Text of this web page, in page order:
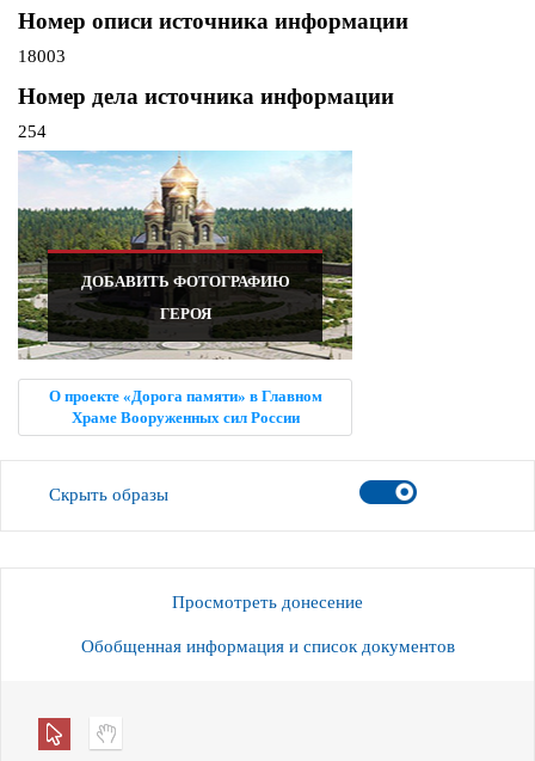
Номер описи источника информации
18003
Номер дела источника информации
254
ДОБАВИТЬ ФОТОГРАФИЮ
ГЕРОЯ
О проекте «Дорога памяти» в Главном
Храме Вооруженных сил России
Скрыть образы
Просмотреть донесение
Обобщенная информация и список документов